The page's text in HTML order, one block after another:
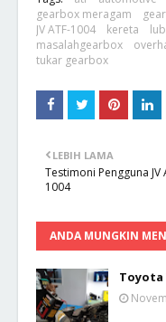
gearbox meragam
JV ATF-1004
kereta
masalahgearbox
tukar gearbox
LEBIH LAMA
Testimoni Pengguna JV
1004
ANDA MUNGKIN
Toyota